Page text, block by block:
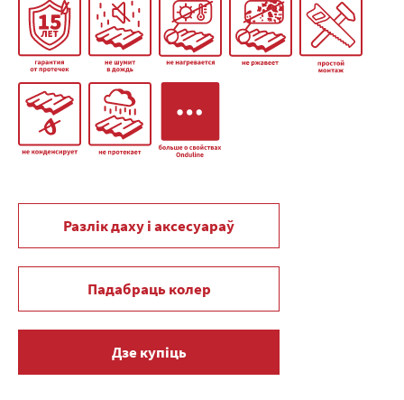
Разлік даху і аксесуараў
Падабраць колер
Дзе купіць